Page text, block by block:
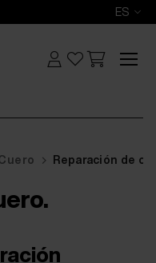
ES
Reparación de